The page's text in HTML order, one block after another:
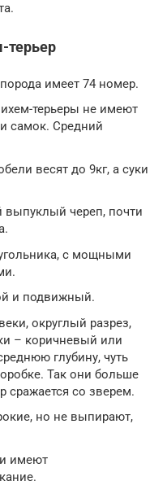
терьер
имеет 74 номер.
терьеры не имеют
самок. Средний
весят до 9кг, а суки
череп, почти
с мощными
и подвижный.
округлый разрез,
– коричневый или
глубину, чуть
Так они больше
сражается со зверем.
но не выпирают,
имеют